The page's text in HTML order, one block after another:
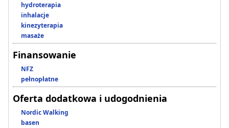
hydroterapia
inhalacje
kinezyterapia
masaże
Finansowanie
NFZ
pełnopłatne
Oferta dodatkowa i udogodnienia
Nordic Walking
basen